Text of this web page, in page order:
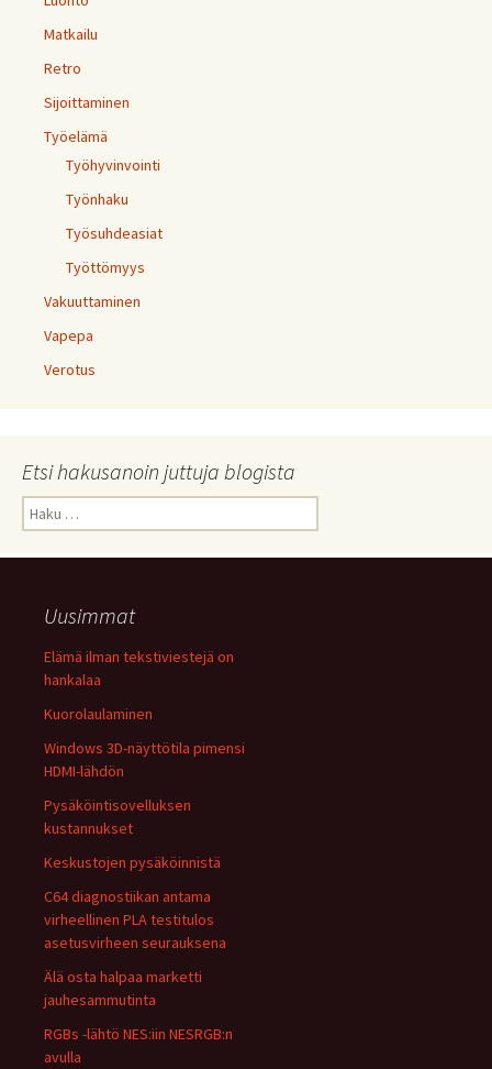
Matkailu
Retro
Sijoittaminen
Työelämä
Työhyvinvointi
Työnhaku
Työsuhdeasiat
Työttömyys
Vakuuttaminen
Vapepa
Verotus
Etsi hakusanoin juttuja blogista
Haku:
Uusimmat
Elämä ilman tekstiviestejä on
hankalaa
Kuorolaulaminen
Windows 3D-näyttötila pimensi
HDMI-lähdön
Pysäköintisovelluksen
kustannukset
Keskustojen pysäköinnistä
C64 diagnostiikan antama
virheellinen PLA testitulos
asetusvirheen seurauksena
Älä osta halpaa marketti
jauhesammutinta
RGBs -lähtö NES:iin NESRGB:n
avulla